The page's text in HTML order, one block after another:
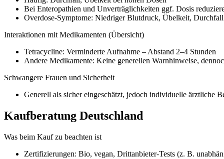
Bei Enteropathien und Unverträglichkeiten ggf. Dosis
Overdose-Symptome: Niedriger Blutdruck, Übelkeit, Durchfall
Interaktionen mit Medikamenten (Übersicht)
Tetracycline: Verminderte Aufnahme – Abstand 2–4 Stunden
Andere Medikamente: Keine generellen Warnhinweise,
Schwangere Frauen und Sicherheit
Generell als sicher eingeschätzt, jedoch individuelle ärztliche
Kaufberatung Deutschland
Was beim Kauf zu beachten ist
Zertifizierungen: Bio, vegan, Drittanbieter-Tests (z. B.